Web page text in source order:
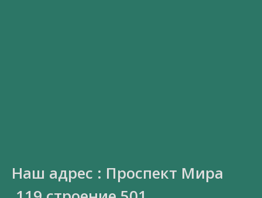
Наш адрес : Проспект Мира